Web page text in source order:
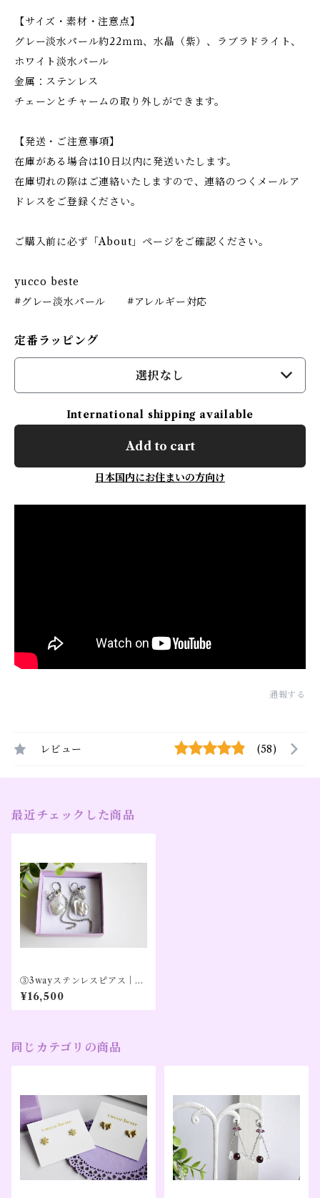
【サイズ・素材・注意点】
グレー淡水パール約22ｍｍ、水晶（紫）、ラブラドライト、
ホワイト淡水パール
金属：ステンレス
チェーンとチャームの取り外しができます。
【発送・ご注意事項】
在庫がある場合は10日以内に発送いたします。
在庫切れの際はご連絡いたしますので、連絡のつくメールア
ドレスをご登録ください。
ご購入前に必ず「About」ページをご確認ください。
yucco beste
#グレー淡水パール #アレルギー対応
定番ラッピング
選択なし
International shipping available
Add to cart
日本国内にお住まいの方向け
通報する
レビュー (58)
最近チェックした商品
③3wayステンレスピアス｜／
グレー淡水パール×ラブラドラ
イト×ホワイト淡水パール×水
晶／大きめ｜【私に還る】シ
¥16,500
同じカテゴリの商品